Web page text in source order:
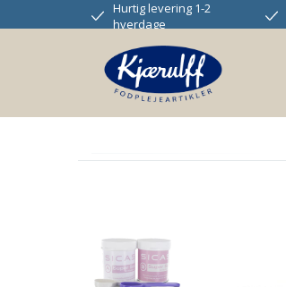
Hurtig levering 1-2
hverdage